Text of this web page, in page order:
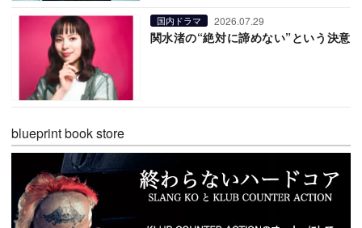
国内ドラマ 2026.07.29
関水渚の“絶対に諦めない”という決意
blueprint book store